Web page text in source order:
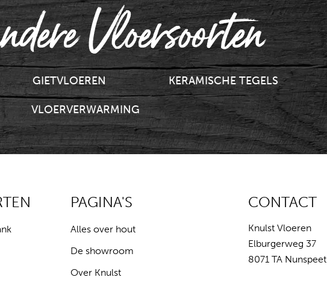
Vloersoorten
GIETVLOEREN KERAMISCHE TEGELS
VLOERVERWARMING
PAGINA'S
Alles over hout
De showroom
Over Knulst
CONTACT
Knulst Vloeren
Elburgerweg 37
8071 TA Nunspeet